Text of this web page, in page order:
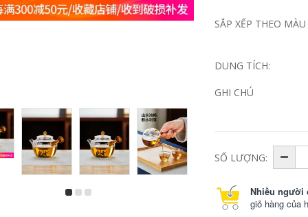
trà đất sét màu
tím đích thực của
hoàn toàn
làm thủ công
các nghệ sĩ nổi
Ngọa hổ tàng
long, bộ ấm trà
Kung Fu đơn tại nhà
chén tử sa Yixing
ban đầu khoáng tím
nồi đất sét ấm trà
nguyên chất
handmade kung fu
trà hộ gia đình đất
sét tím sen ấm trà
ấm tử sa 900 triệu
SẮP XẾP THEO MÀU
DUNG TÍCH:
GHI CHÚ
SỐ LƯỢNG:
Nhiều người
giỏ hàng của